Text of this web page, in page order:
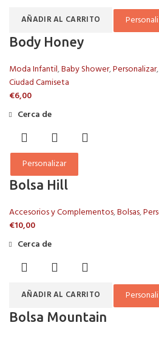
AÑADIR AL CARRITO
Body Honey
Moda Infantil,Baby Shower,Personalizar,
Ciudad Camiseta
€6,00
Personalizar
Cerca de
Bolsa Hill
Accesorios y Complementos,Bolsas,
€10,00
AÑADIR AL CARRITO
Cerca de
Bolsa Mountain